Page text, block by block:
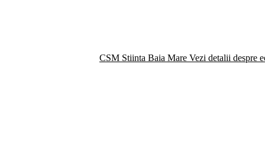
CSM Stiinta Baia Mare Vezi detalii despre